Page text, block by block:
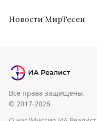
Новости МирТесен
Все права защищены.
© 2017-2026